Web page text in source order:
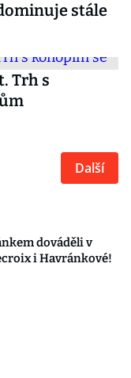
stále
Trh s
Další
dováděli v
i Havránkové!